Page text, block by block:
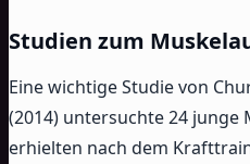
Studien zum
Eine wichtige Studie von
(2014) untersuchte 24 junge
erhielten nach dem